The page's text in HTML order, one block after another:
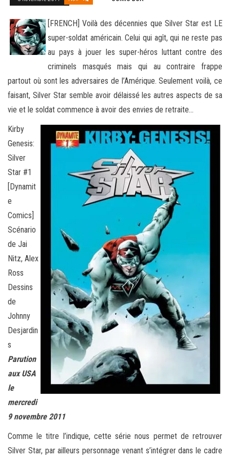
[FRENCH] Voilà des décennies que Silver Star est LE
super-soldat américain. Celui qui agît, qui ne reste pas
au pays à jouer les super-héros luttant contre des
criminels masqués mais qui au contraire frappe
partout où sont les adversaires de l’Amérique. Seulement voilà, ce
faisant, Silver Star semble avoir délaissé les autres aspects de sa
vie et le soldat commence à avoir des envies de retraite…
Kirby
Genesis:
Silver
Star #1
[Dynamit
e
Comics]
Scénario
de Jai
Nitz, Alex
Ross
Dessins
de
Johnny
Desjardin
s
Parution
aux USA
le
mercredi
9 novembre 2011
Comme le titre l’indique, cette série nous permet de retrouver
Silver Star, par ailleurs personnage venant s’intégrer dans le cadre